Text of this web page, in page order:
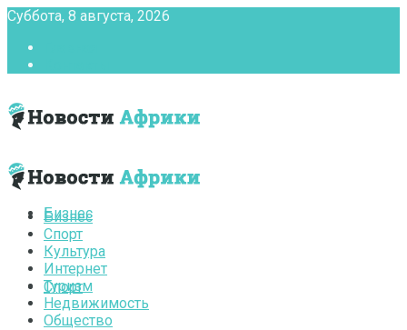
Суббота, 8 августа, 2026
Бизнес
Спорт
Бизнес
Спорт
Культура
Интернет
Туризм
Недвижимость
Общество